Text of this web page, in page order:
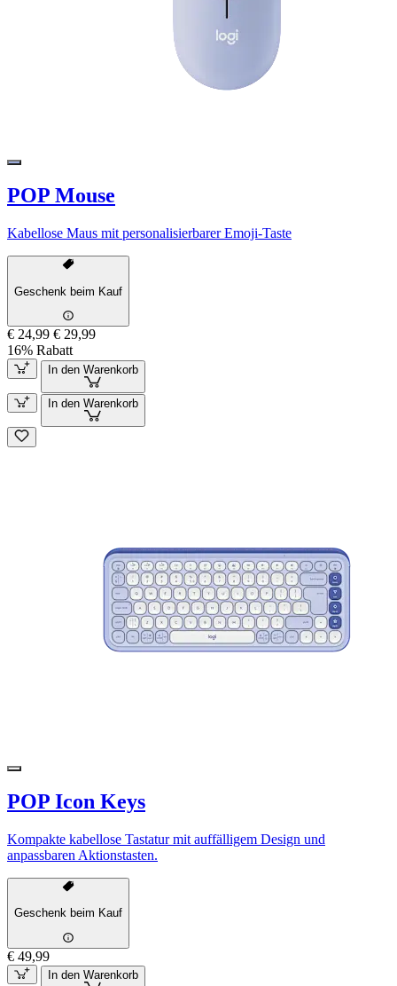
POP Mouse
Kabellose Maus mit personalisierbarer Emoji-Taste
Geschenk beim Kauf
€ 24,99 € 29,99
16% Rabatt
In den Warenkorb
In den Warenkorb
POP Icon Keys
Kompakte kabellose Tastatur mit auffälligem Design und
anpassbaren Aktionstasten.
Geschenk beim Kauf
€ 49,99
In den Warenkorb